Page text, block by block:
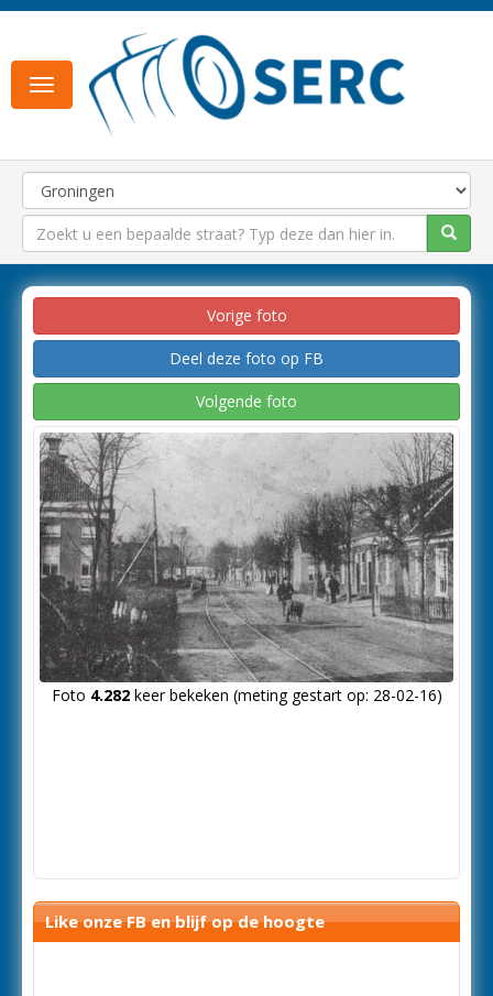
Toggle
navigation
Vorige foto
Deel deze foto op FB
Volgende foto
Foto 4.282keer bekeken (meting gestart op: 28-02-16)
Like onze FB en blijf op de hoogte